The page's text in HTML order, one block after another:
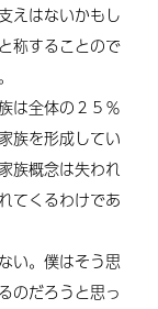
えはないかもし
称することので
は全体の２５％
族を形成してい
族概念は失われ
てくるわけであ
い。僕はそう思
のだろうと思っ